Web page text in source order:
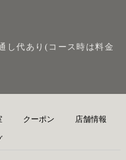
し代あり(コース時は料金
クーポン 店舗情報